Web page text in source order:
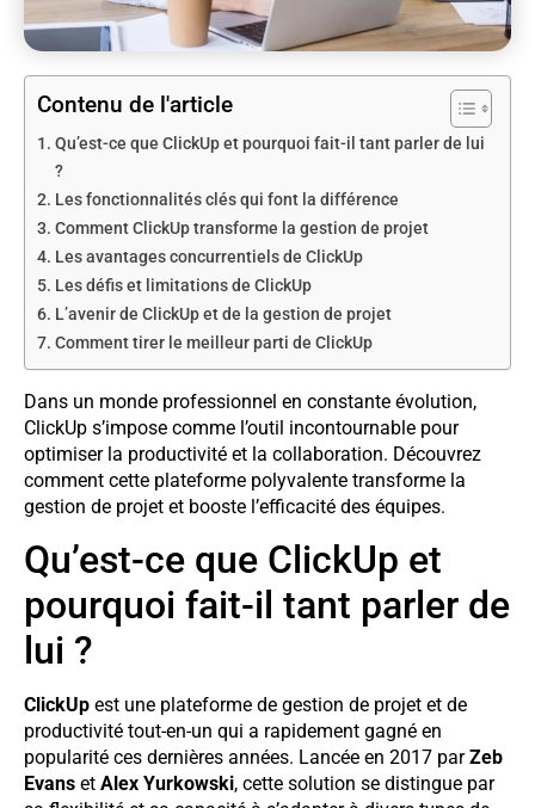
Contenu de l'article
Qu’est-ce que ClickUp et pourquoi fait-il tant parler de lui
?
Les fonctionnalités clés qui font la différence
Comment ClickUp transforme la gestion de projet
Les avantages concurrentiels de ClickUp
Les défis et limitations de ClickUp
L’avenir de ClickUp et de la gestion de projet
Comment tirer le meilleur parti de ClickUp
Dans un monde professionnel en constante évolution,
ClickUp s’impose comme l’outil incontournable pour
optimiser la productivité et la collaboration. Découvrez
comment cette plateforme polyvalente transforme la
gestion de projet et booste l’efficacité des équipes.
Qu’est-ce que ClickUp et
pourquoi fait-il tant parler de
lui ?
ClickUp est une plateforme de gestion de projet et de
productivité tout-en-un qui a rapidement gagné en
popularité ces dernières années. Lancée en 2017 parZeb
Evans et Alex Yurkowski, cette solution se distingue par